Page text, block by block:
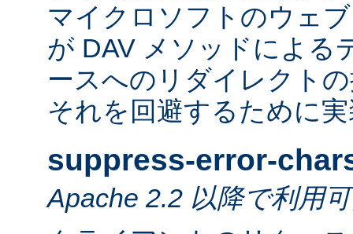
マイクロソフトのウェ
が DAV メソッドによる
ースへのリダイレクト
それを回避するために
suppress-error-
Apache 2.2 以降で利用